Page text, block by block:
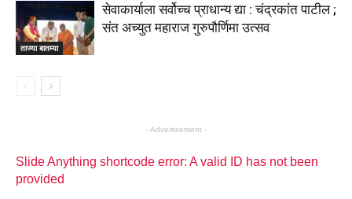
ताज्या बातम्या
सेवाकार्याला सर्वोच्च प्राधान्य द्या : चंद्रकांत पाटील ;
संत अच्युत महाराज गुरुपौर्णिमा उत्सव
- Advertisement -
Slide Anything shortcode error: A valid ID has not been
provided